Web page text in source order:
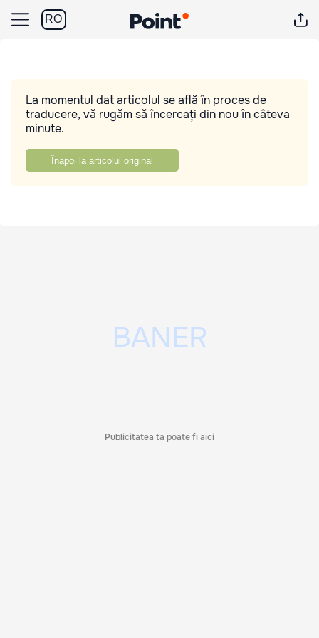
RO
La momentul dat articolul se află în proces de
traducere, vă rugăm să încercați din nou în câteva
minute.
Înapoi la articolul original
Publicitatea ta poate fi aici